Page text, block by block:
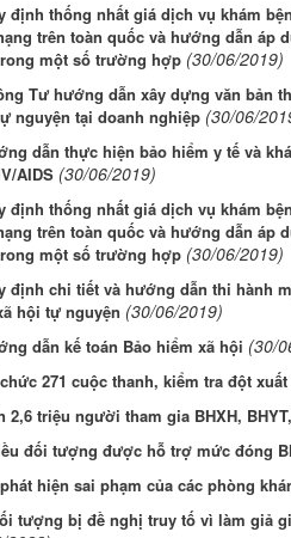
định thống nhất giá dịch vụ khám
trên toàn quốc và hướng dẫn áp
một số trường hợp (30/06/2019)
Tư hướng dẫn xây dựng văn bản
nguyện tại doanh nghiệp (30/06/
dẫn thực hiện bảo hiểm y tế và
AIDS (30/06/2019)
định thống nhất giá dịch vụ khám
trên toàn quốc và hướng dẫn áp
một số trường hợp (30/06/2019)
định chi tiết và hướng dẫn thi hành
hội tự nguyện (30/06/2019)
dẫn kế toán Bảo hiểm xã hội (30/
271 cuộc thanh, kiểm tra đột
2,6 triệu người tham gia BHXH,
đối tượng được hỗ trợ mức đóng
hiện sai phạm của các phòng
tượng bị đề nghị truy tố vì làm giả